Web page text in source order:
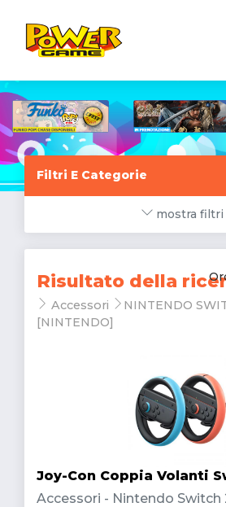
Filtri E Categorie
mostra filtri
Risultato della
Accessori
NINTENDO
[NINTENDO]
Joy-Con Coppia Volanti
Accessori - Nintendo Switch